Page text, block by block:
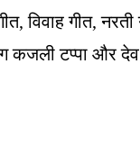
विवाह गीत, नरती
कजली टप्पा और देव